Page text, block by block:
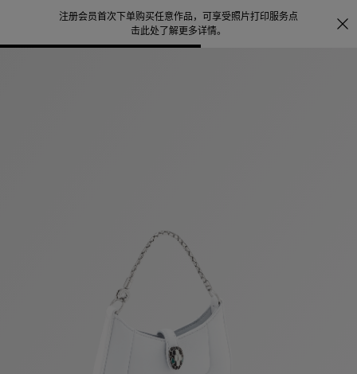
注册会员首次下单购买任意作品，可享受照片打印服务点
击此处了解更多详情。